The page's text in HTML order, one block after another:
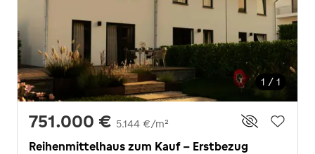
1 / 1
751.000 € 5.144 €/m²
Reihenmittelhaus zum Kauf - Erstbezug